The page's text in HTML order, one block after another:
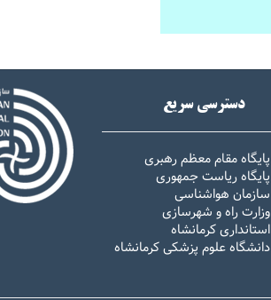
دسترسی سریع
پایگاه مقام معظم رهبری
پایگاه ریاست جمهوری
سازمان هواشناسی
وزارت راه و شهرسازی
استانداری کرمانشاه
دانشگاه علوم پزشکی کرمانشاه